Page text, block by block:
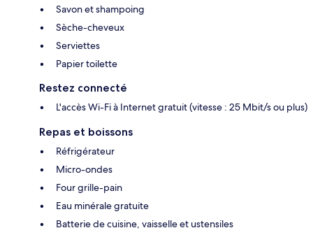
Savon et shampoing
Sèche-cheveux
Serviettes
Papier toilette
Restez connecté
L'accès Wi-Fi à Internet gratuit (vitesse : 25 Mbit/s ou plus)
Repas et boissons
Réfrigérateur
Micro-ondes
Four grille-pain
Eau minérale gratuite
Batterie de cuisine, vaisselle et ustensiles